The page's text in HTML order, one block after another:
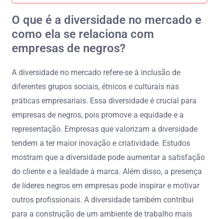
O que é a diversidade no mercado e
como ela se relaciona com
empresas de negros?
A diversidade no mercado refere-se à inclusão de
diferentes grupos sociais, étnicos e culturais nas
práticas empresariais. Essa diversidade é crucial para
empresas de negros, pois promove a equidade e a
representação. Empresas que valorizam a diversidade
tendem a ter maior inovação e criatividade. Estudos
mostram que a diversidade pode aumentar a satisfação
do cliente e a lealdade à marca. Além disso, a presença
de líderes negros em empresas pode inspirar e motivar
outros profissionais. A diversidade também contribui
para a construção de um ambiente de trabalho mais